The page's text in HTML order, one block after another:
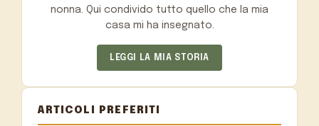
nonna. Qui condivido tutto quello che la mia
casa mi ha insegnato.
LEGGI LA MIA STORIA
ARTICOLI PREFERITI